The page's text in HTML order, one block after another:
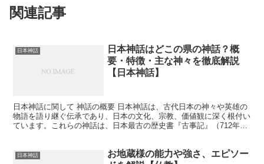
関連記事
日本神話
日本神話はどこの県の神話？概
要・特徴・主な神々を徹底解説
【日本神話】
日本神話に関して 神話の概要 日本神話は、古代日本の神々や英雄の
物語を語り継ぐ伝承であり、日本の文化、宗教、価値観に深く根付い
ています。これらの神話は、日本最古の歴史書『古事記』（712年）
日本神話
お地蔵様の能力や強さ、エピソー